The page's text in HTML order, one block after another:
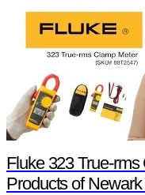
Fluke 323 True-
Products of